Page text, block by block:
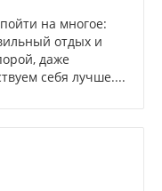
на многое:
отдых и
даже
себя лучше....